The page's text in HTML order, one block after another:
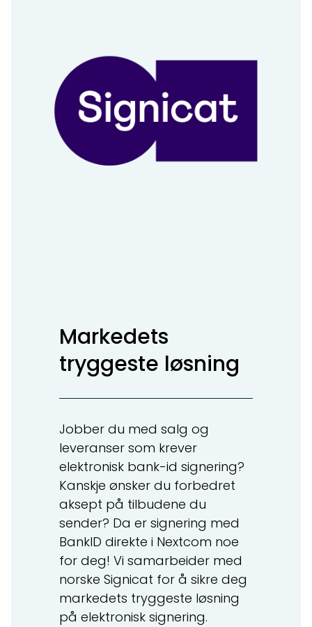
Markedets
tryggeste løsning
Jobber du med salg og
leveranser som krever
elektronisk bank-id signering?
Kanskje ønsker du forbedret
aksept på tilbudene du
sender? Da er signering med
BankID direkte i Nextcom noe
for deg! Vi samarbeider med
norske Signicat for å sikre deg
markedets tryggeste løsning
på elektronisk signering.